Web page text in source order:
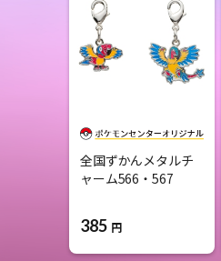
全国ずかんメタルチ
ャーム566・567
385 円